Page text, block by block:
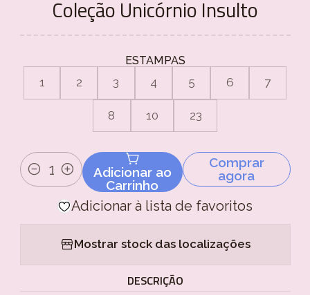
Coleção Unicórnio Insulto
ESTAMPAS
1 2 3 4 5 6 7
8 10 23
Quantidade
Adicionar ao
Carrinho
Comprar
agora
Adicionar à lista de favoritos
Mostrar stock das localizações
DESCRIÇÃO